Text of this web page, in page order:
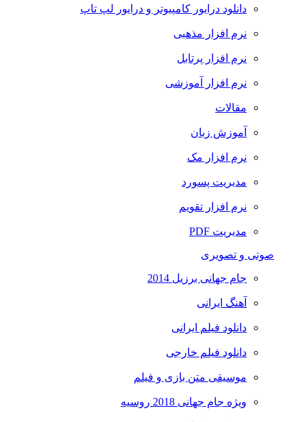
دانلود درایور کامپیوتر و درایور لپ تاپ
نرم افزار مذهبی
نرم افزار پرتابل
نرم افزار آموزشی
مقالات
آموزش زبان
نرم افزار مک
مدیریت پسورد
نرم افزار تقویم
مدیریت PDF
صوتی و تصویری
جام جهانی برزیل 2014
آهنگ ایرانی
دانلود فیلم ایرانی
دانلود فیلم خارجی
موسیقی متن بازی و فیلم
ویژه جام جهانی 2018 روسیه